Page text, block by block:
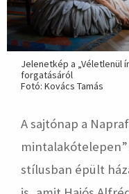
Jelenetkép a „Véletlenül
forgatásáról
Fotó: Kovács Tamás
A sajtónap a
stílusban épült